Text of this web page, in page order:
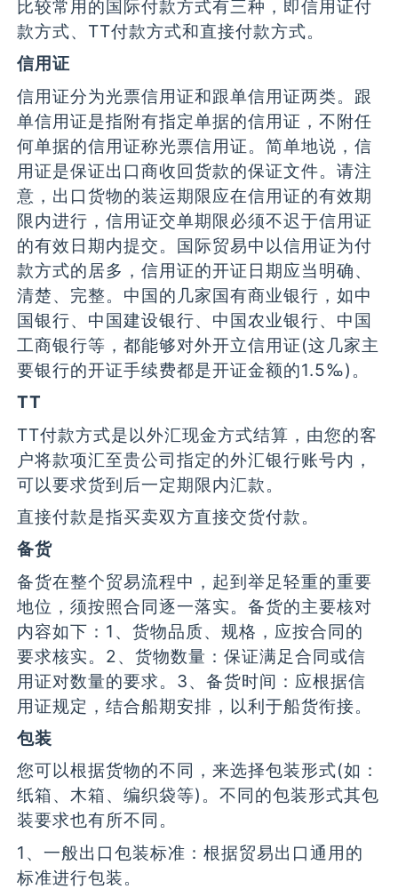
比较常用的国际付款方式有三种，即信用证付
款方式、TT付款方式和直接付款方式。
信用证
信用证分为光票信用证和跟单信用证两类。跟
单信用证是指附有指定单据的信用证，不附任
何单据的信用证称光票信用证。简单地说，信
用证是保证出口商收回货款的保证文件。请注
意，出口货物的装运期限应在信用证的有效期
限内进行，信用证交单期限必须不迟于信用证
的有效日期内提交。国际贸易中以信用证为付
款方式的居多，信用证的开证日期应当明确、
清楚、完整。中国的几家国有商业银行，如中
国银行、中国建设银行、中国农业银行、中国
工商银行等，都能够对外开立信用证(这几家主
要银行的开证手续费都是开证金额的1.5‰)。
TT
TT付款方式是以外汇现金方式结算，由您的客
户将款项汇至贵公司指定的外汇银行账号内，
可以要求货到后一定期限内汇款。
直接付款是指买卖双方直接交货付款。
备货
备货在整个贸易流程中，起到举足轻重的重要
地位，须按照合同逐一落实。备货的主要核对
内容如下：1、货物品质、规格，应按合同的
要求核实。2、货物数量：保证满足合同或信
用证对数量的要求。3、备货时间：应根据信
用证规定，结合船期安排，以利于船货衔接。
包装
您可以根据货物的不同，来选择包装形式(如：
纸箱、木箱、编织袋等)。不同的包装形式其包
装要求也有所不同。
1、一般出口包装标准：根据贸易出口通用的
标准进行包装。